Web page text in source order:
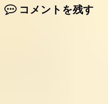
コメントを残す